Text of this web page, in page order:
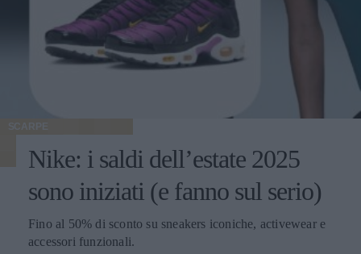
SCARPE
Nike: i saldi dell’estate 2025
sono iniziati (e fanno sul serio)
Fino al 50% di sconto su sneakers iconiche, activewear e
accessori funzionali.